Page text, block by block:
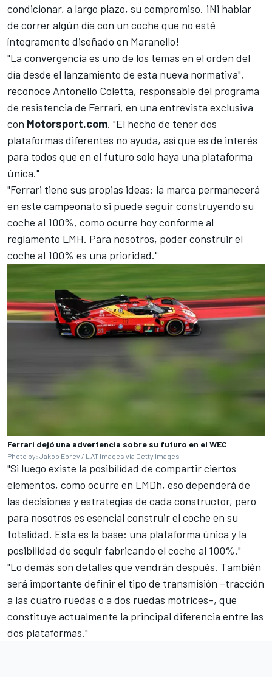
condicionar, a largo plazo, su compromiso. ¡Ni hablar
de correr algún día con un coche que no esté
íntegramente diseñado en Maranello!
"La convergencia es uno de los temas en el orden del
día desde el lanzamiento de esta nueva normativa",
reconoce Antonello Coletta, responsable del programa
de resistencia de Ferrari, en una entrevista exclusiva
con Motorsport.com. "El hecho de tener dos
plataformas diferentes no ayuda, así que es de interés
para todos que en el futuro solo haya una plataforma
única."
"Ferrari tiene sus propias ideas: la marca permanecerá
en este campeonato si puede seguir construyendo su
coche al 100%, como ocurre hoy conforme al
reglamento LMH. Para nosotros, poder construir el
coche al 100% es una prioridad."
Ferrari dejó una advertencia sobre su futuro en el WEC
Photo by: Jakob Ebrey / LAT Images via Getty Images
"Si luego existe la posibilidad de compartir ciertos
elementos, como ocurre en LMDh, eso dependerá de
las decisiones y estrategias de cada constructor, pero
para nosotros es esencial construir el coche en su
totalidad. Esta es la base: una plataforma única y la
posibilidad de seguir fabricando el coche al 100%."
"Lo demás son detalles que vendrán después. También
será importante definir el tipo de transmisión –tracción
a las cuatro ruedas o a dos ruedas motrices–, que
constituye actualmente la principal diferencia entre las
dos plataformas."